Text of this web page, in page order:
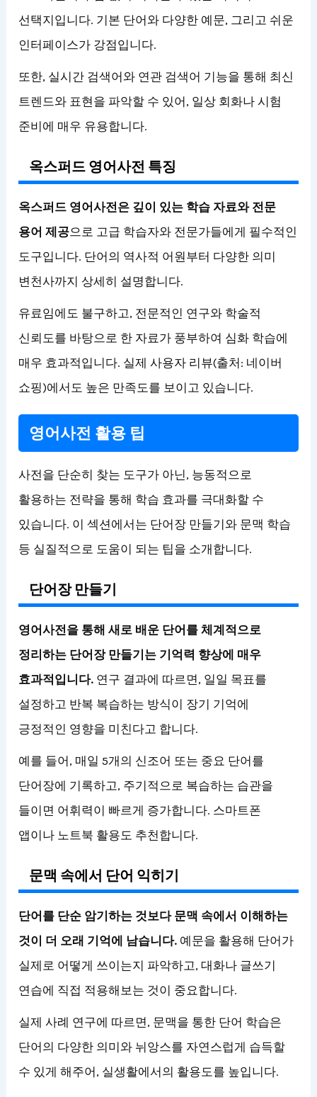
선택지입니다. 기본 단어와 다양한 예문, 그리고 쉬운
인터페이스가 강점입니다.
또한, 실시간 검색어와 연관 검색어 기능을 통해 최신
트렌드와 표현을 파악할 수 있어, 일상 회화나 시험
준비에 매우 유용합니다.
옥스퍼드 영어사전 특징
옥스퍼드 영어사전은 깊이 있는 학습 자료와 전문
용어 제공으로 고급 학습자와 전문가들에게 필수적인
도구입니다. 단어의 역사적 어원부터 다양한 의미
변천사까지 상세히 설명합니다.
유료임에도 불구하고, 전문적인 연구와 학술적
신뢰도를 바탕으로 한 자료가 풍부하여 심화 학습에
매우 효과적입니다. 실제 사용자 리뷰(출처: 네이버
쇼핑)에서도 높은 만족도를 보이고 있습니다.
영어사전 활용 팁
사전을 단순히 찾는 도구가 아닌, 능동적으로
활용하는 전략을 통해 학습 효과를 극대화할 수
있습니다. 이 섹션에서는 단어장 만들기와 문맥 학습
등 실질적으로 도움이 되는 팁을 소개합니다.
단어장 만들기
영어사전을 통해 새로 배운 단어를 체계적으로
정리하는 단어장 만들기는 기억력 향상에 매우
효과적입니다. 연구 결과에 따르면, 일일 목표를
설정하고 반복 복습하는 방식이 장기 기억에
긍정적인 영향을 미친다고 합니다.
예를 들어, 매일 5개의 신조어 또는 중요 단어를
단어장에 기록하고, 주기적으로 복습하는 습관을
들이면 어휘력이 빠르게 증가합니다. 스마트폰
앱이나 노트북 활용도 추천합니다.
문맥 속에서 단어 익히기
단어를 단순 암기하는 것보다 문맥 속에서 이해하는
것이 더 오래 기억에 남습니다. 예문을 활용해 단어가
실제로 어떻게 쓰이는지 파악하고, 대화나 글쓰기
연습에 직접 적용해보는 것이 중요합니다.
실제 사례 연구에 따르면, 문맥을 통한 단어 학습은
단어의 다양한 의미와 뉘앙스를 자연스럽게 습득할
수 있게 해주어, 실생활에서의 활용도를 높입니다.